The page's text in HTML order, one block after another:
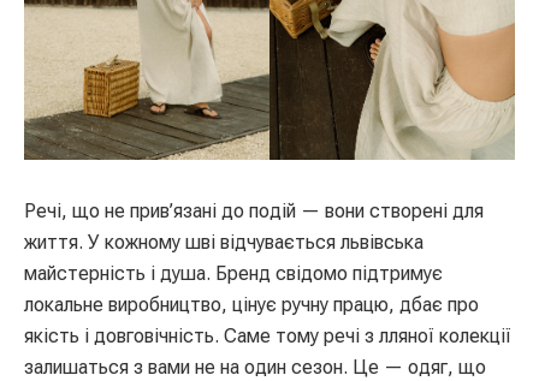
Речі, що не прив’язані до подій — вони створені для
життя. У кожному шві відчувається львівська
майстерність і душа. Бренд свідомо підтримує
локальне виробництво, цінує ручну працю, дбає про
якість і довговічність. Саме тому речі з лляної колекції
залишаться з вами не на один сезон. Це — одяг, що